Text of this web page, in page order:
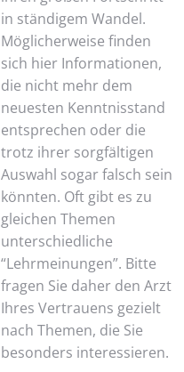
in ständigem Wandel.
Möglicherweise finden
sich hier Informationen,
die nicht mehr dem
neuesten Kenntnisstand
entsprechen oder die
trotz ihrer sorgfältigen
Auswahl sogar falsch sein
könnten. Oft gibt es zu
gleichen Themen
unterschiedliche
“Lehrmeinungen”. Bitte
fragen Sie daher den Arzt
Ihres Vertrauens gezielt
nach Themen, die Sie
besonders interessieren.